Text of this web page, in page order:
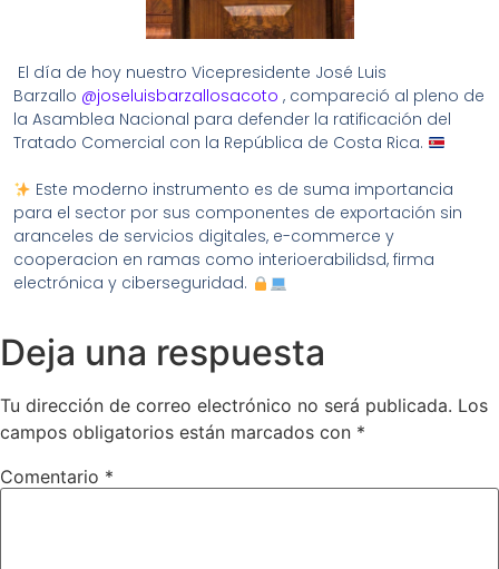
El día de hoy nuestro Vicepresidente José Luis
Barzallo @joseluisbarzallosacoto , compareció al pleno de
la Asamblea Nacional para defender la ratificación del
Tratado Comercial con la República de Costa Rica.
Este moderno instrumento es de suma importancia
para el sector por sus componentes de exportación sin
aranceles de servicios digitales, e-commerce y
cooperacion en ramas como interioerabilidsd, firma
electrónica y ciberseguridad.
Deja una respuesta
Tu dirección de correo electrónico no será publicada. Los
campos obligatorios están marcados con *
Comentario *